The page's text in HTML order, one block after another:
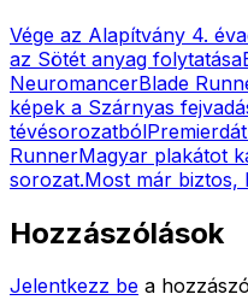
Vége az Alapítvány 4.
az Sötét anyag folytatása
NeuromancerBlade
képek a Szárnyas
tévésorozatból
RunnerMagyar plakátot
sorozat.Most már biztos,
Hozzászólások
Jelentkezz be a